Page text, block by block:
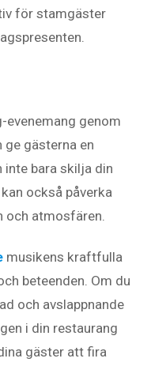
för stamgäster
evenemang genom
ge gästerna en
inte bara skilja din
också påverka
och atmosfären.
musikens kraftfulla
beteenden. Om du
och avslappnande
i din restaurang
gäster att fira